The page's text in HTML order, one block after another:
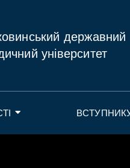
державний
університет